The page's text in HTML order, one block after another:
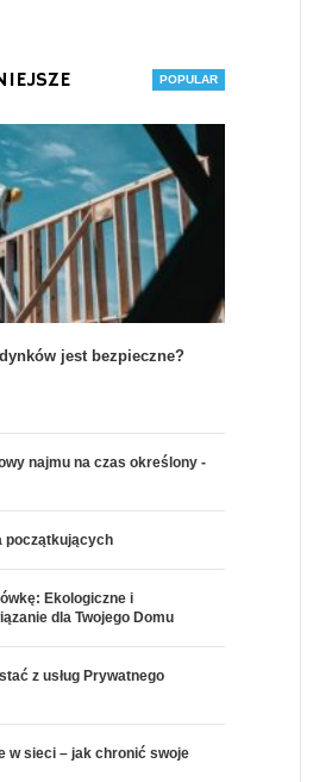
jest bezpieczne?
najmu na czas określony -
początkujących
Ekologiczne i
dla Twojego Domu
z usług Prywatnego
w sieci – jak chronić swoje